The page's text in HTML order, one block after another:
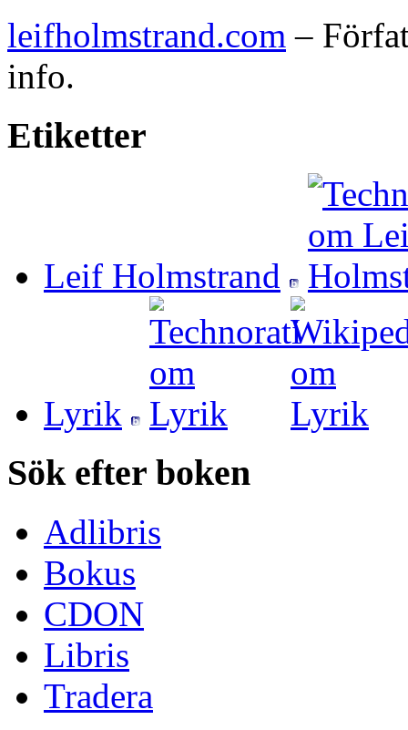
leifholmstrand.com –
info.
Etiketter
Leif Holmstrand
Lyrik
Sök efter boken
Adlibris
Bokus
CDON
Libris
Tradera